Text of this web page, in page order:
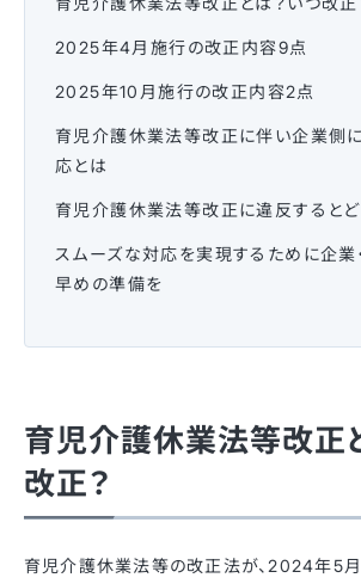
2025年4月施行の改正内容9点
2025年10月施行の改正内容2点
育児介護休業法等改正に伴い企業側
応とは
育児介護休業法等改正に違反するとど
スムーズな対応を実現するために企業
早めの準備を
育児介護休業法等改正
改正？
育児介護休業法等の改正法が、2024年5